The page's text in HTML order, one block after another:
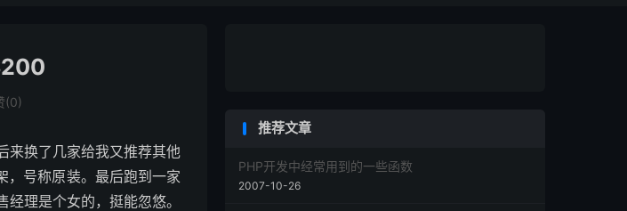
(0)
来换了几家给我又推荐其他
，号称原装。最后跑到一家
经理是个女的，挺能忽悠。
推荐文章
PHP开发中经常用到的一些函数
2007-10-26